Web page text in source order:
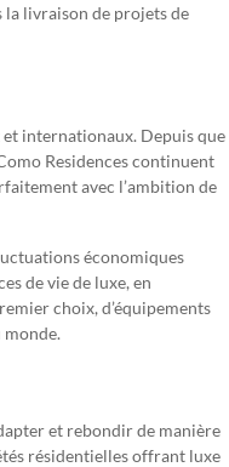
la livraison de projets de
internationaux. Depuis que
Residences continuent
avec l’ambition de
économiques
de vie de luxe, en
choix, d’équipements
monde.
et rebondir de manière
résidentielles offrant luxe